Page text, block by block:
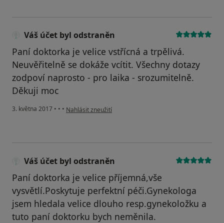
Váš účet byl odstraněn
Paní doktorka je velice vstřícná a trpělivá.
Neuvěřitelně se dokáže vcítit. Všechny dotazy
zodpoví naprosto - pro laika - srozumitelně.
Děkuji moc
3. května 2017 • • • podle názoru uživatele Váš účet byl odstraněn
Nahlásit zneužití
Váš účet byl odstraněn
Paní doktorka je velice příjemná,vše
vysvětlí.Poskytuje perfektní péči.Gynekologa
jsem hledala velice dlouho resp.gynekoložku a
tuto paní doktorku bych neměnila.